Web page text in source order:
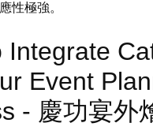
性極強。
Integrate
Event
- 慶功宴外